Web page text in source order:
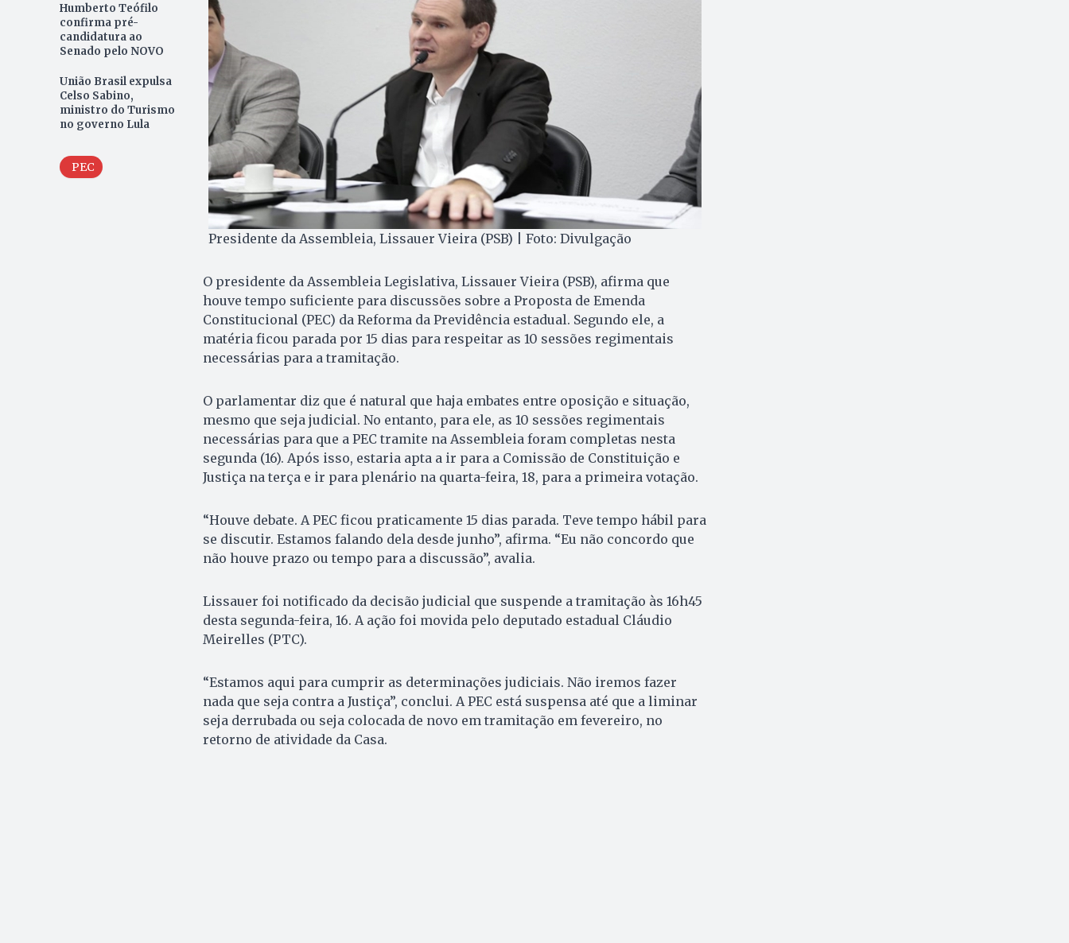
Humberto Teófilo
confirma pré-
candidatura ao
Senado pelo NOVO
União Brasil expulsa
Celso Sabino,
ministro do Turismo
no governo Lula
PEC
Presidente da Assembleia, Lissauer Vieira (PSB) | Foto: Divulgação
O presidente da Assembleia Legislativa, Lissauer Vieira (PSB), afirma que
houve tempo suficiente para discussões sobre a Proposta de Emenda
Constitucional (PEC) da Reforma da Previdência estadual. Segundo ele, a
matéria ficou parada por 15 dias para respeitar as 10 sessões regimentais
necessárias para a tramitação.
O parlamentar diz que é natural que haja embates entre oposição e situação,
mesmo que seja judicial. No entanto, para ele, as 10 sessões regimentais
necessárias para que a PEC tramite na Assembleia foram completas nesta
segunda (16). Após isso, estaria apta a ir para a Comissão de Constituição e
Justiça na terça e ir para plenário na quarta-feira, 18, para a primeira votação.
“Houve debate. A PEC ficou praticamente 15 dias parada. Teve tempo hábil para
se discutir. Estamos falando dela desde junho”, afirma. “Eu não concordo que
não houve prazo ou tempo para a discussão”, avalia.
Lissauer foi notificado da decisão judicial que suspende a tramitação às 16h45
desta segunda-feira, 16. A ação foi movida pelo deputado estadual Cláudio
Meirelles (PTC).
“Estamos aqui para cumprir as determinações judiciais. Não iremos fazer
nada que seja contra a Justiça”, conclui. A PEC está suspensa até que a liminar
seja derrubada ou seja colocada de novo em tramitação em fevereiro, no
retorno de atividade da Casa.